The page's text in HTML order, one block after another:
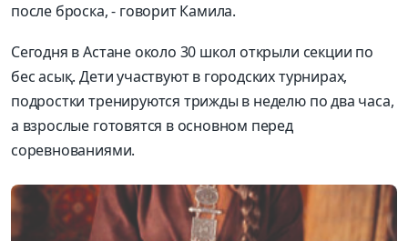
после броска, - говорит Камила.
Сегодня в Астане около 30 школ открыли секции по
бес асық. Дети участвуют в городских турнирах,
подростки тренируются трижды в неделю по два часа,
а взрослые готовятся в основном перед
соревнованиями.